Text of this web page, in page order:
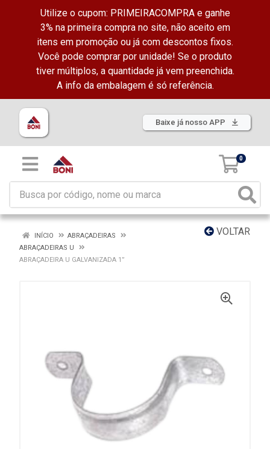
Utilize o cupom: PRIMEIRACOMPRA e ganhe
3% na primeira compra no site, não aceito em
itens em promoção ou já com descontos fixos.
Você pode comprar por unidade! Se o produto
tiver múltiplos, a quantidade já vem preenchida.
A info da embalagem é só referência.
Baixe já nosso APP
0
VOLTAR
INÍCIO
ABRAÇADEIRAS
ABRAÇADEIRAS U
ABRAÇADEIRA U GALVANIZADA 1”